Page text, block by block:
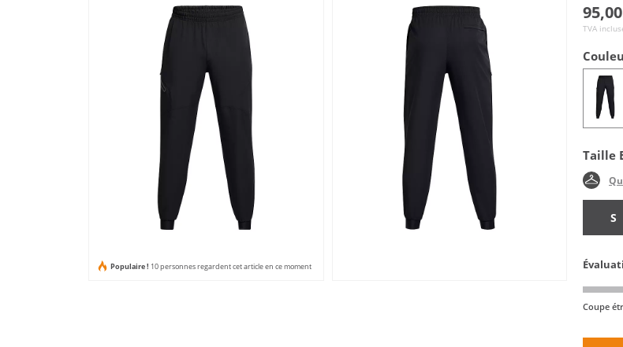
Populaire ! 10 personnes regardent cet article en ce moment
95,00
TVA
Taille
S
Coupe